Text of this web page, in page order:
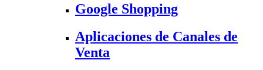
Google Shopping
Aplicaciones de Canales de
Venta